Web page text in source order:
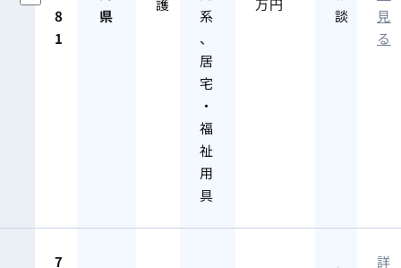
8
1
県
護
系
、
居
宅
・
福
祉
用
具
万円
談
見
る
7
詳